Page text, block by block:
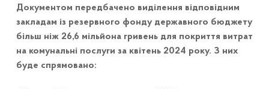
Документом передбачено виділення відповідним
закладам із резервного фонду державного бюджету
більш ніж 26,6 мільйона гривень для покриття витрат
на комунальні послуги за квітень 2024 року. З них
буде спрямовано: